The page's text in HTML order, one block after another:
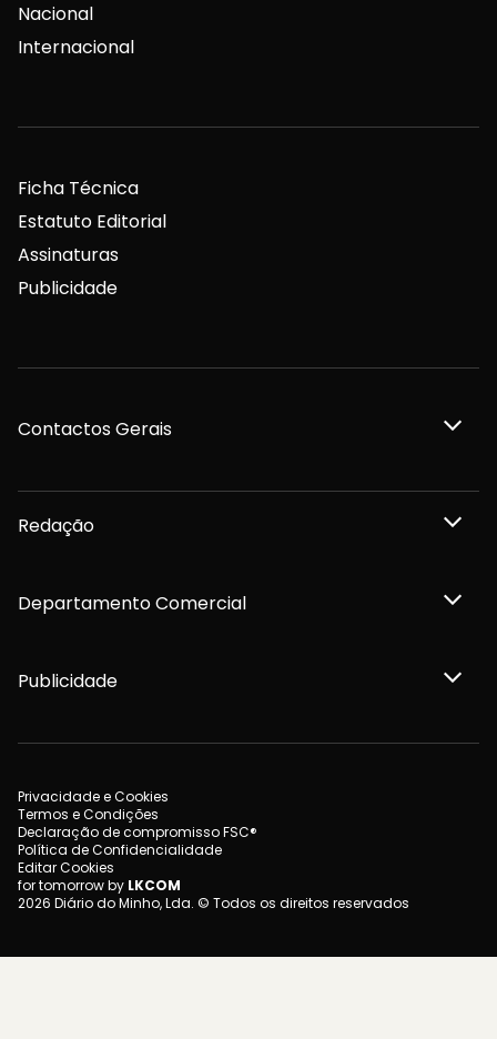
Nacional
Internacional
Ficha Técnica
Estatuto Editorial
Assinaturas
Publicidade
Contactos Gerais
Redação
Departamento Comercial
Publicidade
Privacidade e Cookies
Termos e Condições
Declaração de compromisso FSC®
Política de Confidencialidade
Editar Cookies
for tomorrow by LKCOM
2026 Diário do Minho, Lda. © Todos os direitos reservados